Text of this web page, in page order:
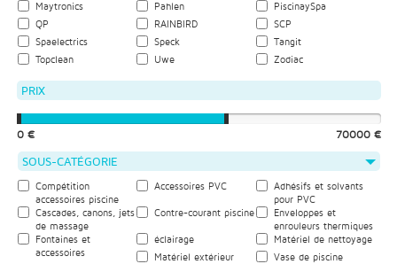
Maytronics
Pahlen
PiscinaySpa
QP
RAINBIRD
SCP
Spaelectrics
Speck
Tangit
Topclean
Uwe Zodiac
PRIX
0 € 70000 €
SOUS-CATÉGORIE
Compétition
accessoires piscine
Accessoires PVC
Adhésifs et solvants
pour PVC
Cascades, canons, jets
de massage
Contre-courant piscine
Enveloppes et
enrouleurs thermiques
Fontaines et
accessoires
éclairage
Matériel de nettoyage
Matériel extérieur
Vase de piscine